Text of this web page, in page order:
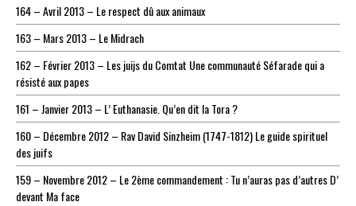
164 – Avril 2013 – Le respect dû aux animaux
163 – Mars 2013 – Le Midrach
162 – Février 2013 – Les juijs du Comtat Une communauté Séfarade qui a
résisté aux papes
161 – Janvier 2013 – L’ Euthanasie. Qu’en dit la Tora ?
160 – Décembre 2012 – Rav David Sinzheim (1747-1812) Le guide spirituel
des juifs
159 – Novembre 2012 – Le 2ème commandement : Tu n’auras pas d’autres D’
devant Ma face